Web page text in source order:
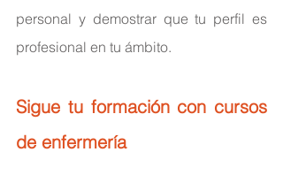
personal y demostrar que tu perfil es
profesional en tu ámbito.
Sigue tu formación con cursos
de enfermería